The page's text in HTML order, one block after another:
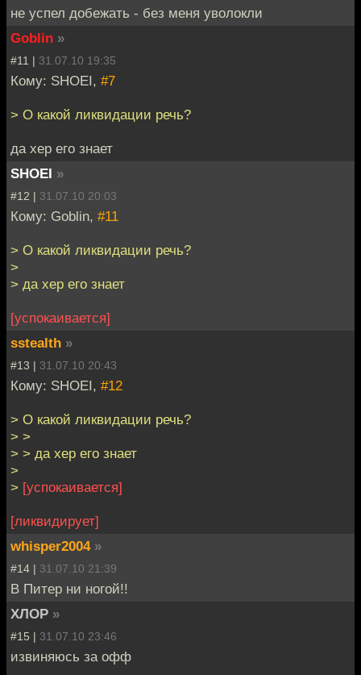
не успел добежать - без меня уволокли
Goblin »
#11 | 31.07.10 19:35
Кому: SHOEI, #7
> О какой ликвидации речь?
да хер его знает
SHOEI »
#12 | 31.07.10 20:03
Кому: Goblin, #11
> О какой ликвидации речь?
>
> да хер его знает
[успокаивается]
sstealth »
#13 | 31.07.10 20:43
Кому: SHOEI, #12
> О какой ликвидации речь?
> >
> > да хер его знает
>
> [успокаивается]
[ликвидирует]
whisper2004 »
#14 | 31.07.10 21:39
В Питер ни ногой!!
ХЛОР »
#15 | 31.07.10 23:46
извиняюсь за офф